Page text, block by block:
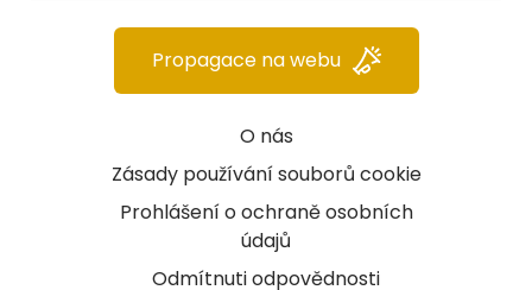
O nás
Zásady používání souborů cookie
Prohlášení o ochraně osobních
údajů
Odmítnuti odpovědnosti
Propagace na webu